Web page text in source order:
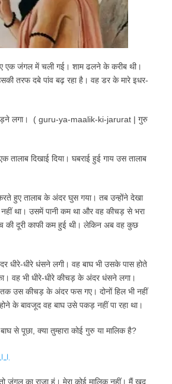
एक जंगल में चली गई। शाम ढलने के करीब थी।
तरफ दबे पांव बढ़ रहा है। वह डर के मारे इधर-
लगा। ( guru-ya-maalik-ki-jarurat | गुरु
तालाब दिखाई दिया। घबराई हुई गाय उस तालाब
हुए तालाब के अंदर घुस गया। तब उन्होंने देखा
नहीं था। उसमें पानी कम था और वह कीचड़ से भरा
की दूरी काफी कम हुई थी। लेकिन अब वह कुछ
धीरे-धीरे धंसने लगी। वह बाघ भी उसके पास होते
वह भी धीरे-धीरे कीचड़ के अंदर धंसने लगा।
तक उस कीचड़ के अंदर फस गए। दोनों हिल भी नहीं
के बावजूद वह बाघ उसे पकड़ नहीं पा रहा था।
से पूछा, क्या तुम्हारा कोई गुरु या मालिक है?
जंगल का राजा हूं। मेरा कोई मालिक नहीं। मैं खुद